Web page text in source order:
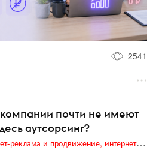
2541
почти не имеют
аутсорсинг?
Digital (web-дизайн, интернет-реклама и продвижение, интернет-сообщества и блоги, интернет-коммуникации, мобильный маркетинг, реклама на цифровых экранах)